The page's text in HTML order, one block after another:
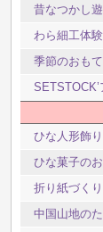
昔なつかし
わら細工体験
季節のおも
ひな人形飾
ひな菓子の
折り紙づくり
中国山地の